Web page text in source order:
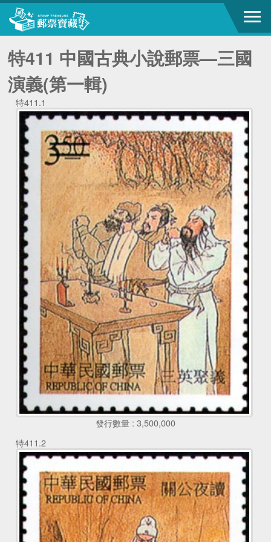
特411 中國古典小說郵票—三國
演義(第一輯)
特411.1
發行數量 : 3,500,000
特411.2